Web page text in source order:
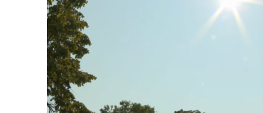
Coups de feu sur fond de “rivalité
amoureuse” à Uccle: une personne
blessée à la jambe